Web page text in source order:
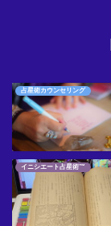
占星術カウンセリング
イニシエート占星術™